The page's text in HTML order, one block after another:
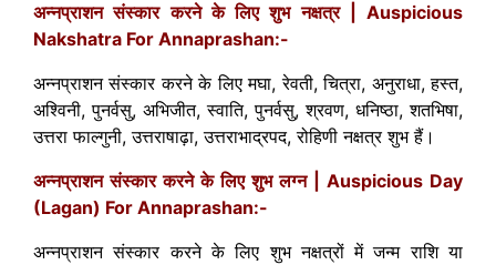
अन्नप्राशन संस्कार करने के लिए शुभ नक्षत्र | Auspicious
Nakshatra For Annaprashan:-
अन्नप्राशन संस्कार करने के लिए मघा, रेवती, चित्रा, अनुराधा, हस्त,
अश्विनी, पुनर्वसु, अभिजीत, स्वाति, पुनर्वसु, श्रवण, धनिष्ठा, शतभिषा,
उत्तरा फाल्गुनी, उत्तराषाढ़ा, उत्तराभाद्रपद, रोहिणी नक्षत्र शुभ हैं।
अन्नप्राशन संस्कार करने के लिए शुभ लग्न | Auspicious Day
(Lagan) For Annaprashan:-
अन्नप्राशन संस्कार करने के लिए शुभ नक्षत्रों में जन्म राशिया